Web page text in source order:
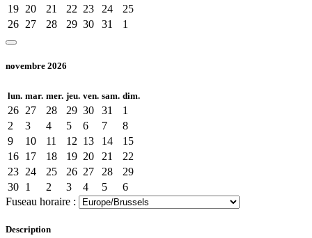
19 20 21 22 23 24
25
26 27 28 29 30 31 1
novembre 2026
lun. mar. mer. jeu. ven. sam. dim.
26 27 28 29 30 31
1
2
3 4 5 6 7
8
9
10 11 12 13 14
15
16 17 18 19 20 21
22
23 24 25 26 27 28
29
30 1 2 3 4 5
6
Fuseau horaire :
Description